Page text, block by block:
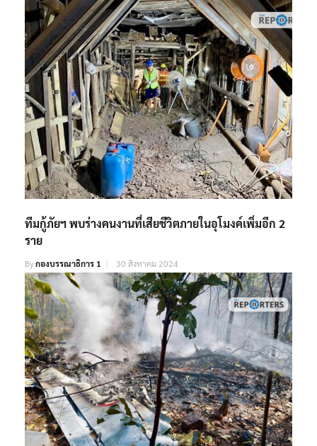
ทีมกู้ภัยฯ พบร่างคนงานที่เสียชีวิตภายในอุโมงค์เพิ่มอีก 2
ราย
Byกองบรรณาธิการ 1 30 สิงหาคม 2024